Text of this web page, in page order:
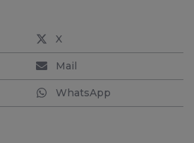
X
Mail
WhatsApp